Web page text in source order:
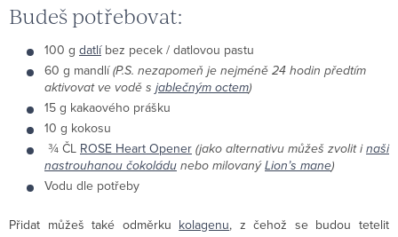
Budeš potřebovat:
100 g datlíbez pecek / datlovou pastu
60 g mandlí(P.S. nezapomeň je nejméně 24 hodin předtím
aktivovat ve vodě sjablečným octem)
15 g kakaového prášku
10 g kokosu
¾ ČL ROSE Heart Opener (jako alternativu můžeš zvolit inaši
nastrouhanou čokoládunebo milovanýLion’s mane)
Vodu dle potřeby
Přidat můžeš také odměrku kolagenu, z čehož se budou tetelit